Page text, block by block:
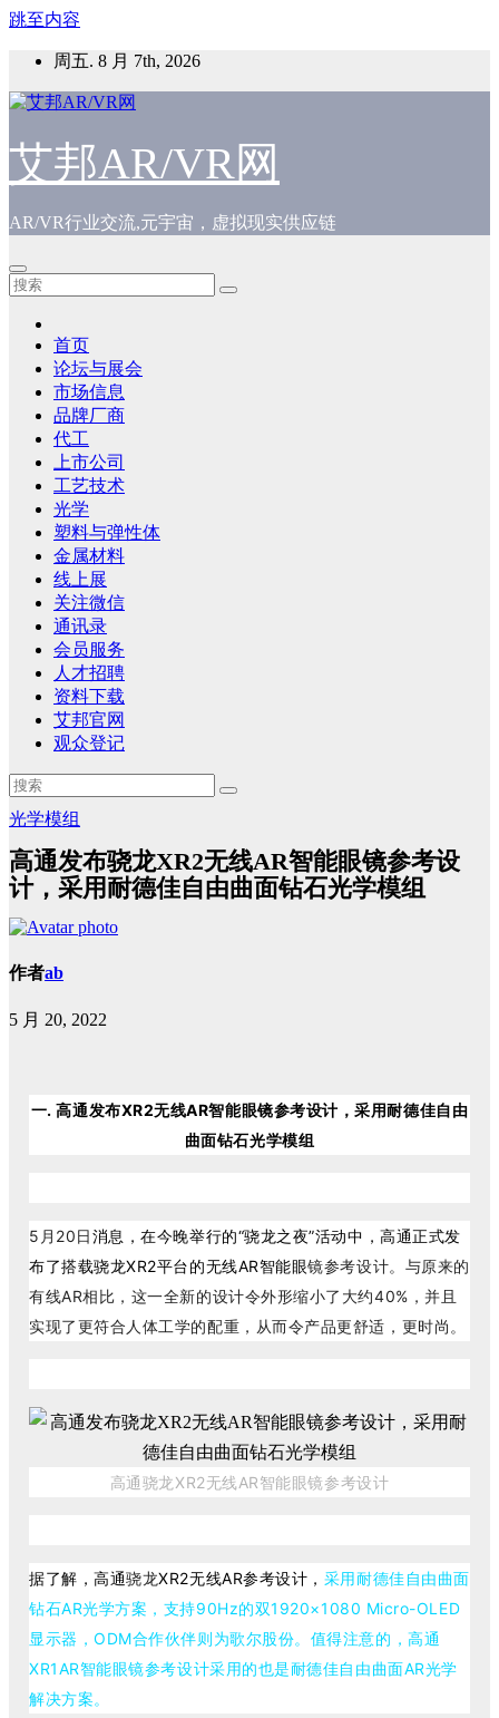
跳至内容
周五. 8 月 7th, 2026
艾邦AR/VR网
AR/VR行业交流,元宇宙，虚拟现实供应链
首页
论坛与展会
市场信息
品牌厂商
代工
上市公司
工艺技术
光学
塑料与弹性体
金属材料
线上展
关注微信
通讯录
会员服务
人才招聘
资料下载
艾邦官网
观众登记
光学模组
高通发布骁龙XR2无线AR智能眼镜参考设
计，采用耐德佳自由曲面钻石光学模组
作者ab
5 月 20, 2022
一. 高通发布XR2无线AR智能眼镜参考设计，采用耐德佳自由
曲面钻石光学模组
5月20日消息，在今晚举行的“骁龙之夜”活动中，高通正式发
布了搭载骁龙XR2平台的无线AR智能眼镜参考设计。与原来的
有线AR相比，这一全新的设计令外形缩小了大约40%，并且
实现了更符合人体工学的配重，从而令产品更舒适，更时尚。
高通骁龙XR2无线AR智能眼镜参考设计
据了解，高通骁龙XR2无线AR参考设计， 采用耐德佳自由曲面
钻石AR光学方案，支持90Hz的双1920×1080 Micro-OLED
显示器，ODM合作伙伴则为歌尔股份。值得注意的，高通
XR1AR智能眼镜参考设计采用的也是耐德佳自由曲面AR光学
解决方案。